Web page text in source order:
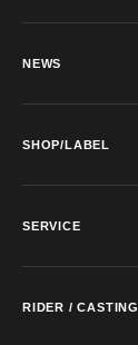
NEWS
SHOP/LABEL
SERVICE
RIDER / CASTING